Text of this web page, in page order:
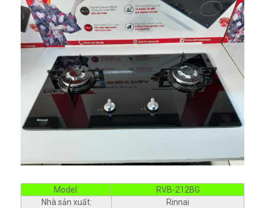
Model:
RVB-212BG
Nhà sản xuất:
Rinnai